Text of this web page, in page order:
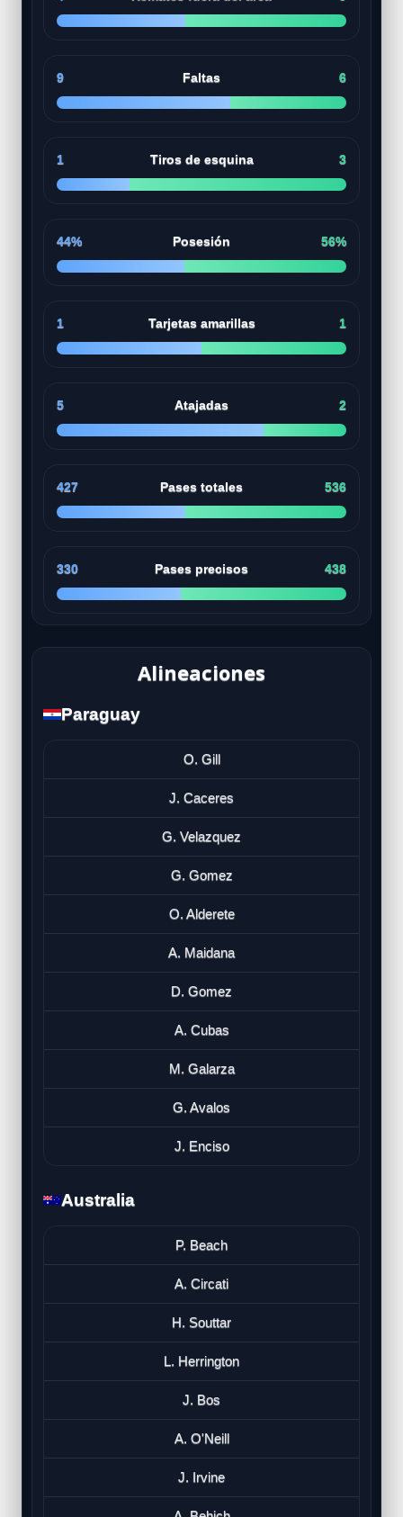
9 Faltas 6
1 Tiros de esquina 3
44% Posesión 56%
1 Tarjetas amarillas 1
5 Atajadas 2
427 Pases totales 536
330 Pases precisos 438
Alineaciones
Paraguay
O. Gill
J. Caceres
G. Velazquez
G. Gomez
O. Alderete
A. Maidana
D. Gomez
A. Cubas
M. Galarza
G. Avalos
J. Enciso
Australia
P. Beach
A. Circati
H. Souttar
L. Herrington
J. Bos
A. O'Neill
J. Irvine